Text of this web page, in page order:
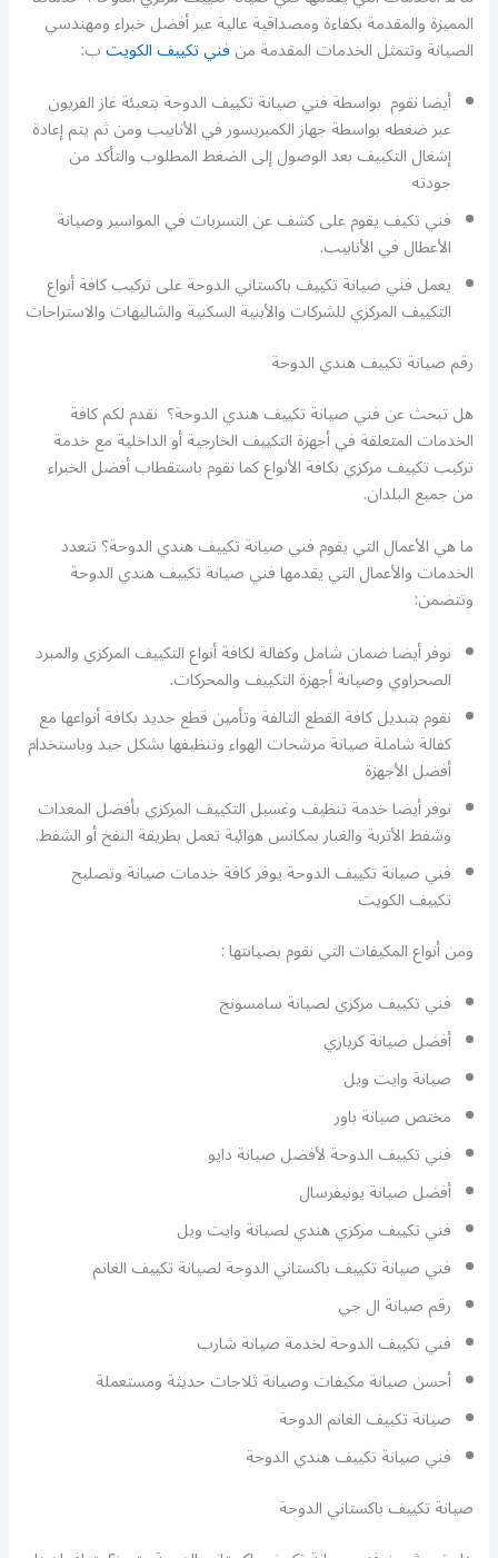
المميزة والمقدمة بكفاءة ومصداقية عالية عبر أفضل خبراء ومهندسي
الصيانة وتتمثل الخدمات المقدمة منفني تكييف الكويتب:
أيضا نقوم بواسطة فني صيانة تكييف الدوحة بتعبئة غاز الفريون
عبر ضغطه بواسطة جهاز الكمبريسور في الأنابيب ومن ثم يتم إعادة
إشغال التكييف بعد الوصول إلى الضغط المطلوب والتأكد من
جودته
فني تكيف يقوم على كشف عن التسربات في المواسير وصيانة
الأعطال في الأنابيب.
يعمل فني صيانة تكييف باكستاني الدوحة على تركيب كافة أنواع
التكييف المركزي للشركات والأبنية السكنية والشاليهات والاستراحات
رقم صيانة تكييف هندي الدوحة
هل تبحث عن فني صيانة تكييف هندي الدوحة؟ نقدم لكم كافة
الخدمات المتعلقة في أجهزة التكييف الخارجية أو الداخلية مع خدمة
تركيب تكييف مركزي بكافة الأنواع كما نقوم باستقطاب أفضل الخبراء
من جميع البلدان.
ما هي الأعمال التي يقوم فني صيانة تكييف هندي الدوحة؟ تتعدد
الخدمات والأعمال التي يقدمها فني صيانة تكييف هندي الدوحة
وتتضمن:
نوفر أيضا ضمان شامل وكفالة لكافة أنواع التكييف المركزي والمبرد
الصحراوي وصيانة أجهزة التكييف والمحركات.
نقوم بتبديل كافة القطع التالفة وتأمين قطع جديد بكافة أنواعها مع
كفالة شاملة صيانة مرشحات الهواء وتنظيفها بشكل جيد وباستخدام
أفضل الأجهزة
نوفر أيضا خدمة تنظيف وغسيل التكييف المركزي بأفضل المعدات
وشفط الأتربة والغبار بمكانس هوائية تعمل بطريقة النفخ أو الشفط.
فني صيانة تكييف الدوحة يوفر كافة خدمات صيانة وتصليح
تكييف الكويت
ومن أنواع المكيفات التي نقوم بصيانتها :
فني تكييف مركزي لصيانة سامسونج
أفضل صيانة كريازي
صيانة وايت ويل
مختص صيانة باور
فني تكييف الدوحة لأفضل صيانة دايو
أفضل صيانة يونيفرسال
فني تكييف مركزي هندي لصيانة وايت ويل
فني صيانة تكييف باكستاني الدوحة لصيانة تكييف الغانم
رقم صيانة ال جي
فني تكييف الدوحة لخدمة صيانة شارب
أحسن صيانة مكيفات وصيانة ثلاجات حديثة ومستعملة
صيانة تكييف الغانم الدوحة
فني صيانة تكييف هندي الدوحة
صيانة تكييف باكستاني الدوحة